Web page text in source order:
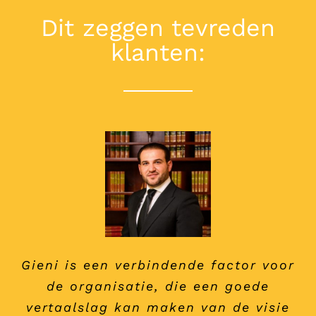
Dit zeggen tevreden
klanten:
Gieni is een verbindende factor voor
de organisatie, die een goede
vertaalslag kan maken van de visie
Gieni is een oprecht persoon en een
resultaatgerichte professional. Met
haar positief kritische houding weet
Binnen onze organisatie van Sterk
Techniek Onderwijs is samenwerken
op basis van kernwaarden van groot
Ik ken Gieni doordat ik een HR
vraagstuk had, toen nog actief als
managing director van een